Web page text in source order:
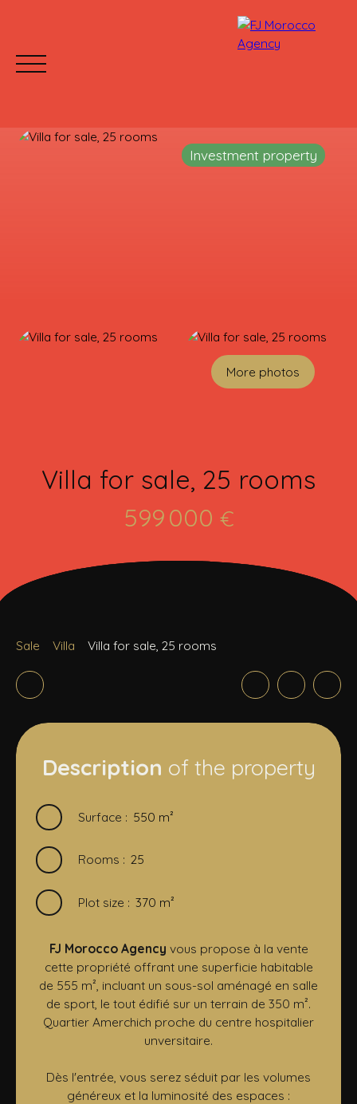
RENT WHY CHOOSE US?
Investment property
More photos
Villa for sale, 25 rooms
599 000 €
Sale Villa Villa for sale, 25 rooms
Description of the property
Surface : 550 m²
Rooms : 25
Plot size : 370 m²
FJ Morocco Agency vous propose à la vente
cette propriété offrant une superficie habitable
de 555 m², incluant un sous-sol aménagé en salle
de sport, le tout édifié sur un terrain de 350 m².
Quartier Amerchich proche du centre hospitalier
unversitaire.
Dès l'entrée, vous serez séduit par les volumes
généreux et la luminosité des espaces :